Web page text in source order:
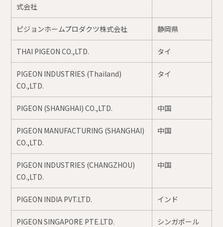
式会社
ピジョンホームプロダクツ株式会社 静岡県
THAI PIGEON CO.,LTD. タイ
PIGEON INDUSTRIES (Thailand)
CO.,LTD.
タイ
PIGEON (SHANGHAI) CO.,LTD. 中国
PIGEON MANUFACTURING (SHANGHAI)
CO.,LTD.
中国
PIGEON INDUSTRIES (CHANGZHOU)
CO.,LTD.
中国
PIGEON INDIA PVT.LTD. インド
PIGEON SINGAPORE PTE.LTD. シンガポール